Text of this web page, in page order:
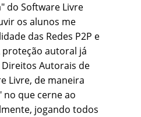
do Software Livre
os alunos me
das Redes P2P e
proteção autoral já
Direitos Autorais de
Livre, de maneira
que cerne ao
jogando todos